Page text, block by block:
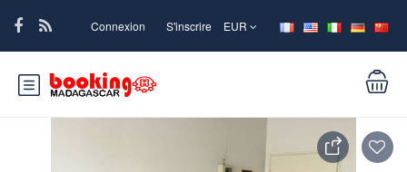
Connexion S'inscrire EUR